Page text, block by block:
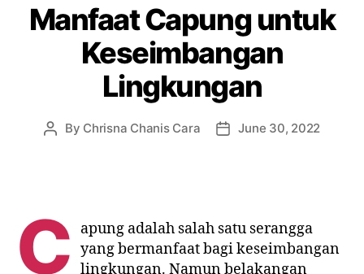
Manfaat Capung untuk
Keseimbangan
Lingkungan
By Chrisna Chanis Cara June 30, 2022
C
apung adalah salah satu serangga
yang bermanfaat bagi keseimbangan
lingkungan. Namun belakangan